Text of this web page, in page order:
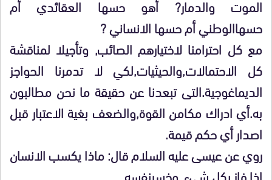
الموت والدمار? أهو حسها العقائدي أم
حسهاالوطني أم حسها الانساني ?
مع كل احترامنا لاختيارهم الصائب, وتأجيلا لمناقشة
كل الاحتمالات,والحيثيات,لكي لا تدمرنا الحواجز
الديماغوجية.التى تبعدنا عن حقيقة ما نحن مطالبون
به.أي ادراك مكامن القوة,والضعف بغية الاعتبار قبل
اصدار أي حكم قيمة.
روي عن عيسى عليه السلام قال: ماذا يكسب الانسان